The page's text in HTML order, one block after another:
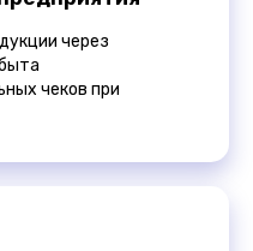
через
чеков при